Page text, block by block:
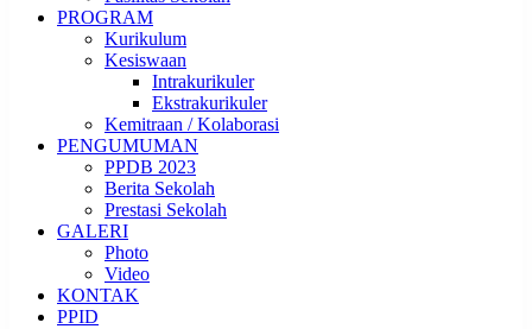
PROGRAM
Kurikulum
Kesiswaan
Intrakurikuler
Ekstrakurikuler
Kemitraan / Kolaborasi
PENGUMUMAN
PPDB 2023
Berita Sekolah
Prestasi Sekolah
GALERI
Photo
Video
KONTAK
PPID